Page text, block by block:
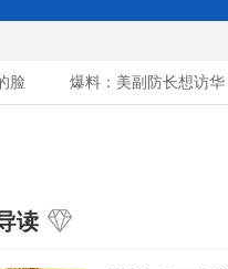
爆料：美副防长想访华，“
读